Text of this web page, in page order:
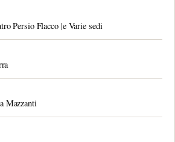
Persio Flacco |e Varie sedi
Mazzanti